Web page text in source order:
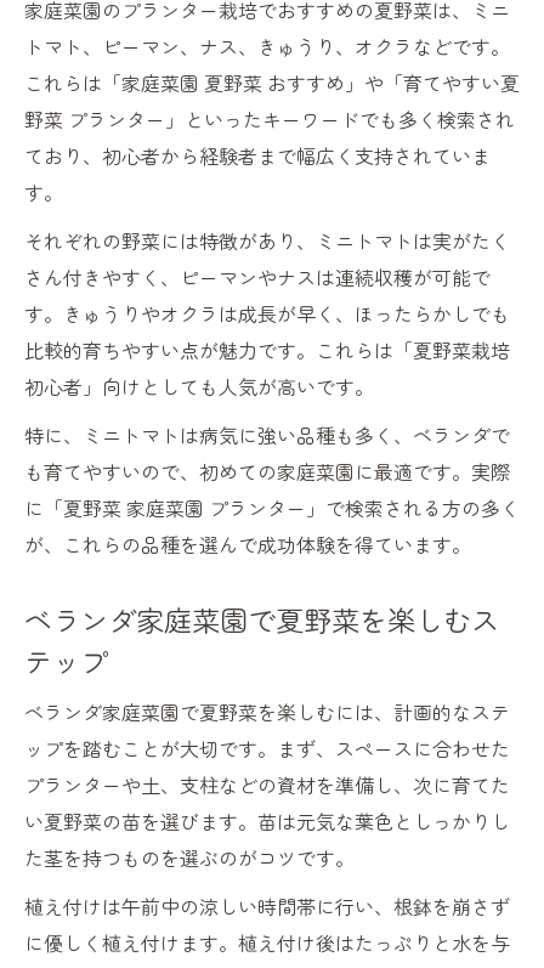
家庭菜園のプランター栽培でおすすめの夏野菜は、ミニ
トマト、ピーマン、ナス、きゅうり、オクラなどです。
これらは「家庭菜園 夏野菜 おすすめ」や「育てやすい夏
野菜 プランター」といったキーワードでも多く検索され
ており、初心者から経験者まで幅広く支持されていま
す。
それぞれの野菜には特徴があり、ミニトマトは実がたく
さん付きやすく、ピーマンやナスは連続収穫が可能で
す。きゅうりやオクラは成長が早く、ほったらかしでも
比較的育ちやすい点が魅力です。これらは「夏野菜栽培
初心者」向けとしても人気が高いです。
特に、ミニトマトは病気に強い品種も多く、ベランダで
も育てやすいので、初めての家庭菜園に最適です。実際
に「夏野菜 家庭菜園 プランター」で検索される方の多く
が、これらの品種を選んで成功体験を得ています。
ベランダ家庭菜園で夏野菜を楽しむス
テップ
ベランダ家庭菜園で夏野菜を楽しむには、計画的なステ
ップを踏むことが大切です。まず、スペースに合わせた
プランターや土、支柱などの資材を準備し、次に育てた
い夏野菜の苗を選びます。苗は元気な葉色としっかりし
た茎を持つものを選ぶのがコツです。
植え付けは午前中の涼しい時間帯に行い、根鉢を崩さず
に優しく植え付けます。植え付け後はたっぷりと水を与